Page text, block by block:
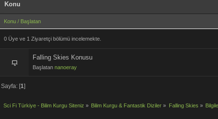
Konu
Konu / Başlatan
0 Üye ve 1 Ziyaretçi bölümü incelemekte.
Falling Skies Konusu
Başlatan nanoeray
Sayfa: [1]
Sci Fi Türkiye - Bilim Kurgu Siteniz » Bilim Kurgu & Fantastik Diziler » Falling Skies »